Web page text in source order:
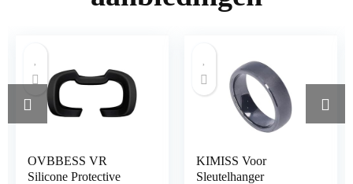
OVBBESS VR
Silicone Protective
KIMISS Voor
Sleutelhanger